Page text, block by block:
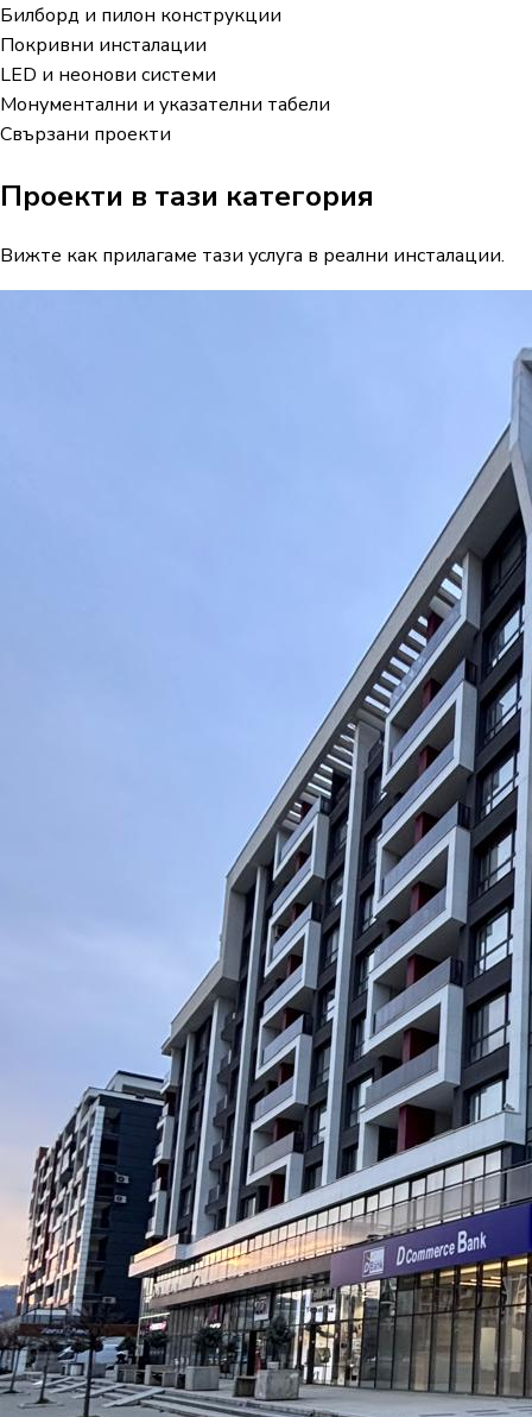
Билборд и пилон конструкции
Покривни инсталации
LED и неонови системи
Монументални и указателни табели
Свързани проекти
Проекти в тази категория
Вижте как прилагаме тази услуга в реални инсталации.